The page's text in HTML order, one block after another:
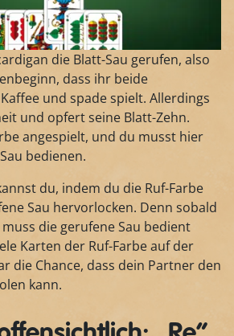
die Blatt-Sau gerufen, also
dass ihr beide
und spade spielt. Allerdings
und opfert seine Blatt-Zehn.
angespielt, und du musst hier
bedienen.
du, indem du die Ruf-Farbe
Sau hervorlocken. Denn sobald
die gerufene Sau bedient
Karten der Ruf-Farbe auf der
die Chance, dass dein Partner den
kann.